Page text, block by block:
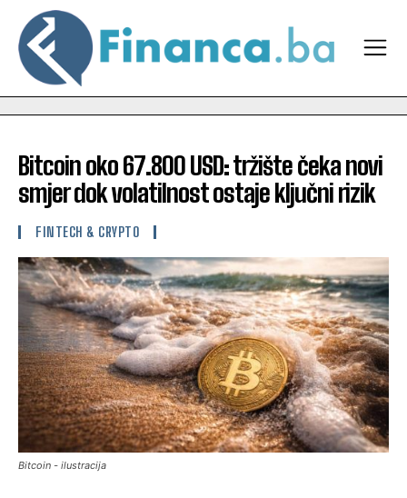
Bitcoin oko 67.800 USD: tržište čeka novi
smjer dok volatilnost ostaje ključni rizik
FINTECH & CRYPTO
Bitcoin - ilustracija